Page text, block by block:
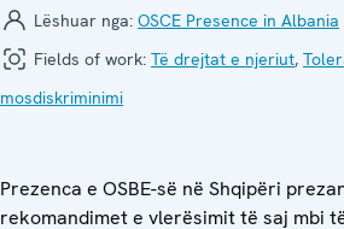
Lëshuar nga: OSCE Presence in Albania
Fields of work: Të drejtat e njeriut,
mosdiskriminimi
Prezenca e OSBE-së në Shqipëri
rekomandimet e vlerësimit të saj mbi